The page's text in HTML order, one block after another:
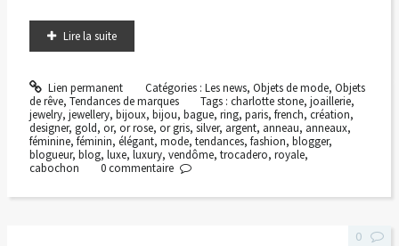
Lire la suite
Lien permanent Catégories : Les news, Objets de mode, Objets
de rêve, Tendances de marques Tags :charlotte stone,joaillerie,
jewelry, jewellery, bijoux, bijou, bague, ring, paris, french, création,
designer, gold, or, or rose, or gris, silver, argent, anneau, anneaux,
féminine, féminin, élégant, mode, tendances, fashion, blogger,
blogueur, blog, luxe, luxury, vendôme, trocadero, royale,
cabochon
0commentaire
0